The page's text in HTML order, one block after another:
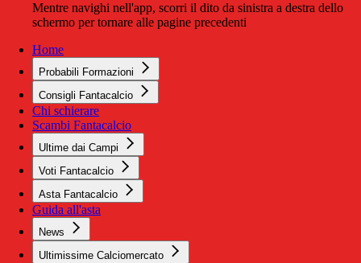
Mentre navighi nell'app, scorri il dito da sinistra a destra dello
schermo per tornare alle pagine precedenti
Home
Probabili Formazioni
Consigli Fantacalcio
Chi schierare
Scambi Fantacalcio
Ultime dai Campi
Voti Fantacalcio
Asta Fantacalcio
Guida all'asta
News
Ultimissime Calciomercato